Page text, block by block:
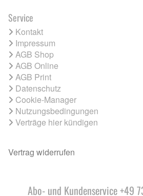
Service
Kontakt
Impressum
AGB Shop
AGB Online
AGB Print
Datenschutz
Cookie-Manager
Nutzungsbedingungen
Verträge hier kündigen
Vertrag widerrufen
Abo- und Kundenservice +49